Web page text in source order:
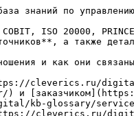
знаний по
ISO 20000,
а также
и как они
cleverics.ru/
и
glossary/service-
cleverics.ru/digital/